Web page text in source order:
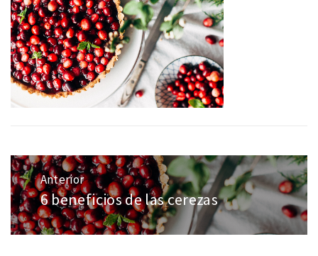
Navegación
de
entradas
Anterior
Entrada
anterior:
6 beneficios de las cerezas